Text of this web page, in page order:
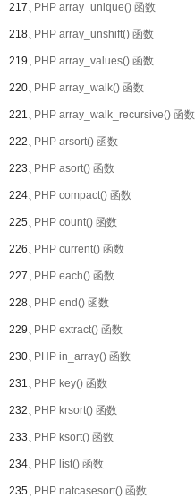
217、PHP array_unique() 函数
218、PHP array_unshift() 函数
219、PHP array_values() 函数
220、PHP array_walk() 函数
221、PHP array_walk_recursive() 函数
222、PHP arsort() 函数
223、PHP asort() 函数
224、PHP compact() 函数
225、PHP count() 函数
226、PHP current() 函数
227、PHP each() 函数
228、PHP end() 函数
229、PHP extract() 函数
230、PHP in_array() 函数
231、PHP key() 函数
232、PHP krsort() 函数
233、PHP ksort() 函数
234、PHP list() 函数
235、PHP natcasesort() 函数